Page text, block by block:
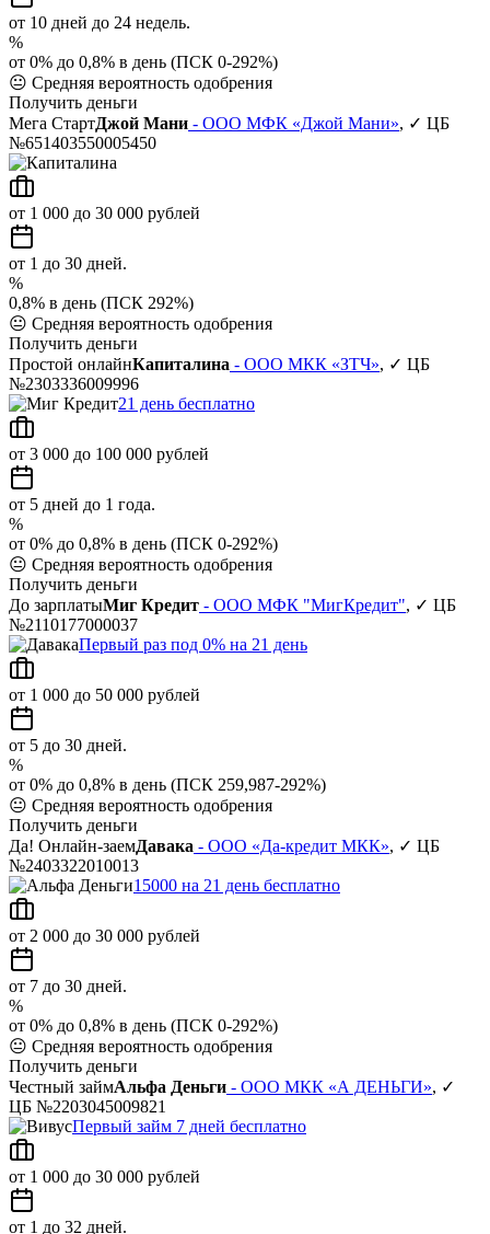
от 10 дней до 24 недель.
%
от 0% до 0,8% в день (ПСК 0-292%)
😐 Средняя вероятность одобрения
Получить деньги
Мега СтартДжой Мани - ООО МФК «Джой Мани», ✓ ЦБ
№651403550005450
от 1 000 до 30 000 рублей
от 1 до 30 дней.
%
0,8% в день (ПСК 292%)
😐 Средняя вероятность одобрения
Получить деньги
Простой онлайнКапиталина - ООО МКК «ЗТЧ», ✓ ЦБ
№2303336009996
21 день бесплатно
от 3 000 до 100 000 рублей
от 5 дней до 1 года.
%
от 0% до 0,8% в день (ПСК 0-292%)
😐 Средняя вероятность одобрения
Получить деньги
До зарплатыМиг Кредит - ООО МФК "МигКредит", ✓ ЦБ
№2110177000037
Первый раз под 0% на 21 день
от 1 000 до 50 000 рублей
от 5 до 30 дней.
%
от 0% до 0,8% в день (ПСК 259,987-292%)
😐 Средняя вероятность одобрения
Получить деньги
Да! Онлайн-заемДавака - ООО «Да-кредит МКК», ✓ ЦБ
№2403322010013
15000 на 21 день бесплатно
от 2 000 до 30 000 рублей
от 7 до 30 дней.
%
от 0% до 0,8% в день (ПСК 0-292%)
😐 Средняя вероятность одобрения
Получить деньги
Честный займАльфа Деньги - ООО МКК «А ДЕНЬГИ», ✓
ЦБ №2203045009821
Первый займ 7 дней бесплатно
от 1 000 до 30 000 рублей
от 1 до 32 дней.